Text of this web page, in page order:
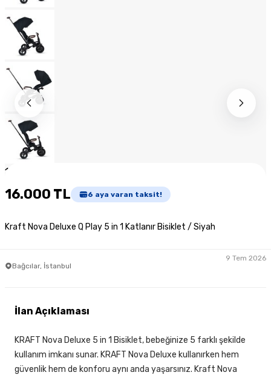
1
16.000 TL 6 aya varan taksit!
Kraft Nova Deluxe Q Play 5 in 1 Katlanır Bisiklet / Siyah
Bağcılar, İstanbul
9 Tem 2026
İlan Açıklaması
KRAFT Nova Deluxe 5 in 1 Bisiklet, bebeğinize 5 farklı şekilde
kullanım imkanı sunar. KRAFT Nova Deluxe kullanırken hem
güvenlik hem de konforu aynı anda yaşarsınız. Kraft Nova